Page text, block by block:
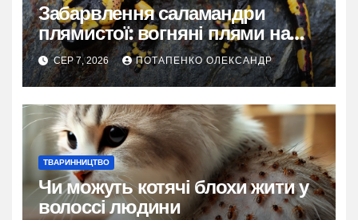
Забарвлення саламандри
плямистої: вогняні плями на
чорному тлі
СЕР 7, 2026 ПОТАПЕНКО ОЛЕКСАНДР
ТВАРИННИЦТВО
Чи можуть котячі блохи жити у
волоссі людини